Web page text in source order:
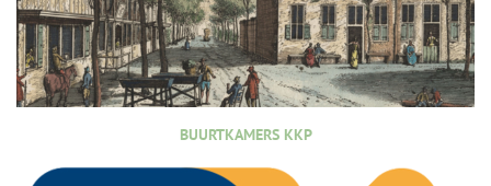
BUURTKAMERS KKP